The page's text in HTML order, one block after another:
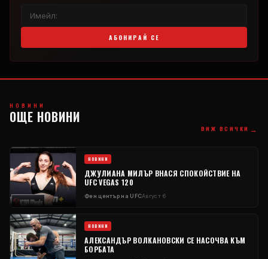
АБОНИРАЙ СЕ
НОВИНИ
ОЩЕ НОВИНИ
ВИЖ ВСИЧКИ →
НОВИНИ
ДЖУЛИАНА МИЛЪР ВНАСЯ СПОКОЙСТВИЕ НА
UFC VEGAS 120
Фен център на UFCАвгуст 6
НОВИНИ
АЛЕКСАНДЪР ВОЛКАНОВСКИ СЕ НАСОЧВА КЪМ
БОРБАТА